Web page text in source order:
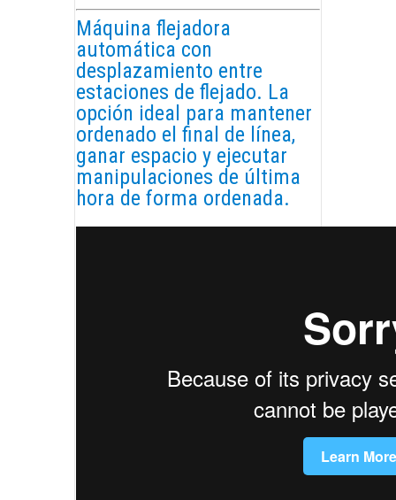
Máquina flejadora
automática con
desplazamiento entre
estaciones de flejado. La
opción ideal para mantener
ordenado el final de línea,
ganar espacio y ejecutar
manipulaciones de última
hora de forma ordenada.